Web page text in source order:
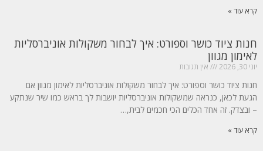
קרא עוד »
חנות ציוד כושר וספורט: איך לבחור משקולות אוניברסליות
לאימון מגוון
יוני 30, 2026 אין תגובות
חנות ציוד כושר וספורט: איך לבחור משקולות אוניברסליות לאימון מגוון אם
הגעת לכאן, כנראה שמשקולות אוניברסליות יושבות לך בראש כמו שיר שנתקע
– ובצדק. זה אחד הכלים הכי חכמים לבית,…
קרא עוד »